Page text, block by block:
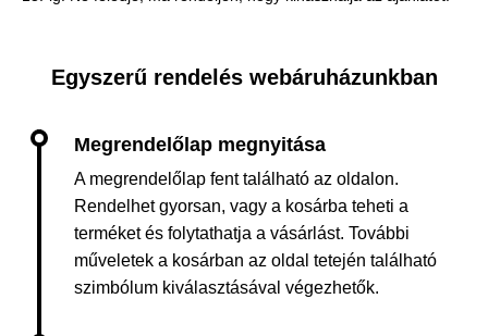
Egyszerű rendelés webáruházunkban
A megrendelőlap fent található az oldalon.
Rendelhet gyorsan, vagy a kosárba teheti a
terméket és folytathatja a vásárlást. További
műveletek a kosárban az oldal tetején található
szimbólum kiválasztásával végezhetők.